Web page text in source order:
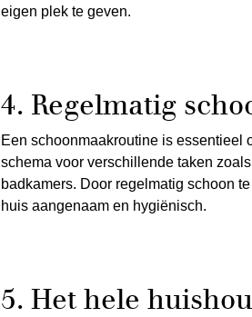
eigen plek te geven.
4. Regelmatig
Een schoonmaakroutine is essentieel
schema voor verschillende taken
badkamers. Door regelmatig schoon
huis aangenaam en hygiënisch.
5. Het hele